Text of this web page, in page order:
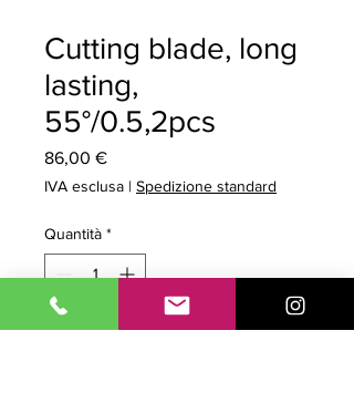
Cutting blade, long
lasting,
55°/0.5,2pcs
86,00 €Prezzo
IVA esclusa | Spedizione standard
Quantità *